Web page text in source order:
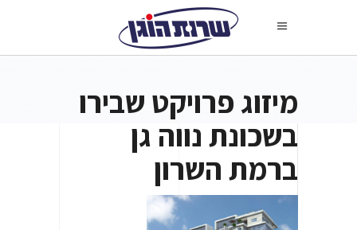
מיזוג פרויקט שבירו
בשכונת נווה גן
ברמת השרון